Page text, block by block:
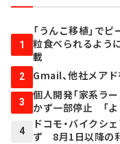
1
「うんこ移植」で
粒食べられるよ
載
2 Gmail、他社メア
3
個人開発「家系ラ
かず一部停止 「よ
4
ドコモ・バイクシ
ず 8月1日以降の